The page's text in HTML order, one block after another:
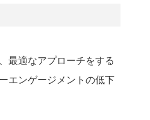
最適なアプローチをする
エンゲージメントの低下